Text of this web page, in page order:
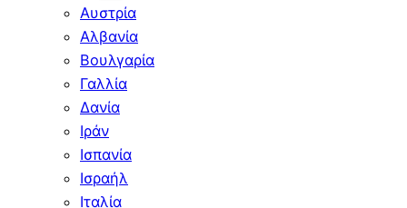
Αυστρία
Αλβανία
Βουλγαρία
Γαλλία
Δανία
Ιράν
Ισπανία
Ισραήλ
Ιταλία